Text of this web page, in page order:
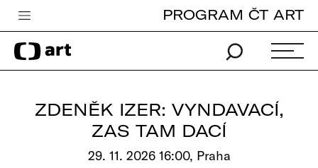
Česká televize
Zpravodajství
PROGRAM ČT ART
ZDENĚK IZER: VYNDAVACÍ,
ZAS TAM DACÍ
29. 11. 2026 16:00, Praha